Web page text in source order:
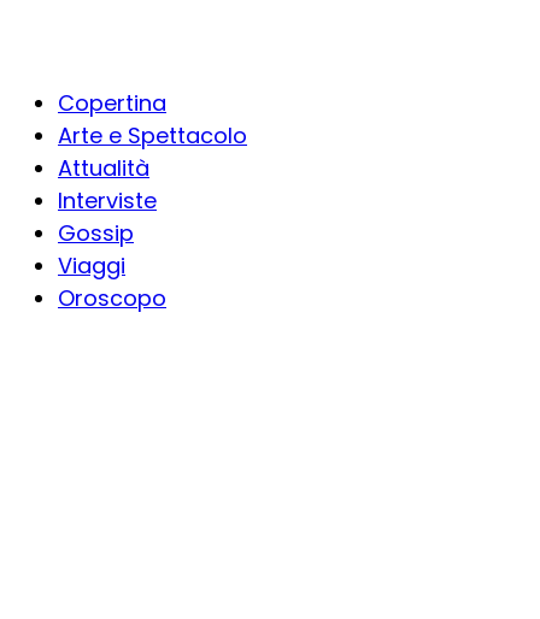
Copertina
Arte e Spettacolo
Attualità
Interviste
Gossip
Viaggi
Oroscopo